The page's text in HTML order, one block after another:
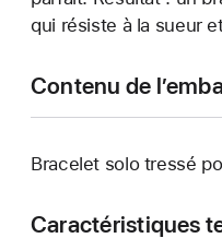
qui résiste à la sueur
Contenu de
Bracelet solo tressé
Caractéristiques